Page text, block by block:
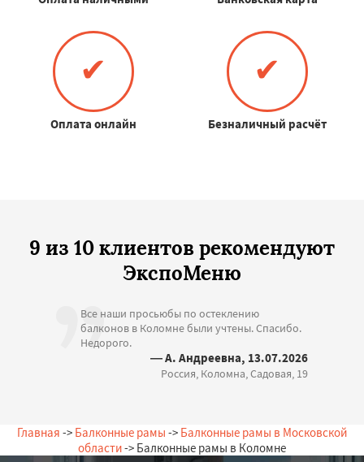
✔
Оплата онлайн
✔
Безналичный расчёт
9 из 10 клиентов рекомендуют
ЭкспоМеню
Все наши просьюбы по остеклению
балконов в Коломне были учтены. Спасибо.
Недорого.
— А. Андреевна, 13.07.2026
Россия, Коломна, Садовая, 19
Главная -> Балконные рамы -> Балконные рамы в Московской
области-> Балконные рамы в Коломне